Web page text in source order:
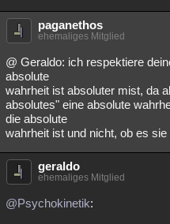
paganethos
ehemaliges Mitglied
@ Geraldo: ich respektiere
absolute
wahrheit ist absoluter mist, da
absolutes" eine absolute
die absolute
wahrheit ist und nicht, ob es sie
geraldo
ehemaliges Mitglied
@Psychokinetik: